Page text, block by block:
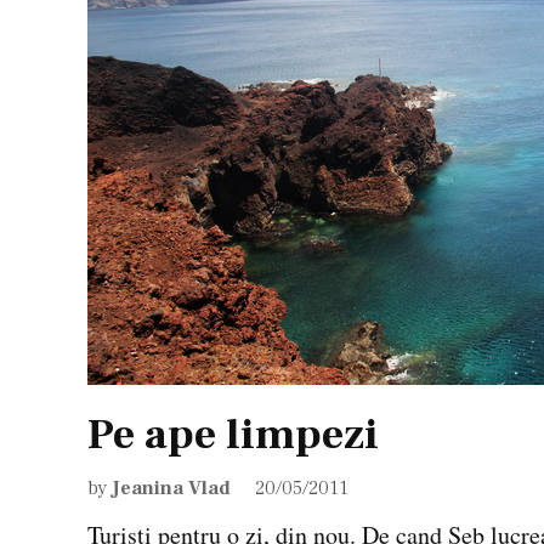
Pe ape limpezi
by Jeanina Vlad 20/05/2011
Turiști pentru o zi, din nou. De cand Seb